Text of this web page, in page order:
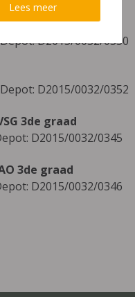
D2015/0032/0350
D2015/0032/0352
3de graad
D2015/0032/0345
3de graad
D2015/0032/0346
Lees meer